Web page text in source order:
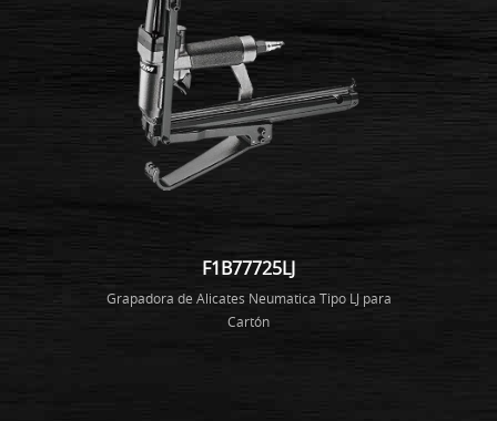
F1B77725LJ
Grapadora de Alicates Neumatica Tipo LJ para
Cartón